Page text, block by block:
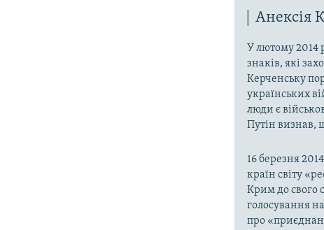
Анексія
У лютому 2014
знаків, які
Керченську
українських
люди є
Путін визнав,
16 березня
країн світу
Крим до свого
голосування
про